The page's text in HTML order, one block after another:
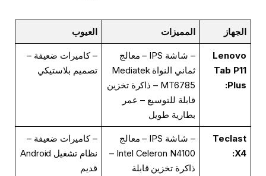
الجهاز المميزات العيوب
Lenovo
Tab P11
Plus:
– شاشة IPS – معالج
ثماني النواة Mediatek
MT6785 – ذاكرة تخزين
قابلة للتوسيع – عمر
بطارية طويل
– كاميرات ضعيفة –
تصميم بلاستيكي
Teclast
X4:
– شاشة IPS – معالج
Intel Celeron N4100 –
ذاكرة تخزين قابلة
– كاميرات ضعيفة –
نظام تشغيل Android
قديم